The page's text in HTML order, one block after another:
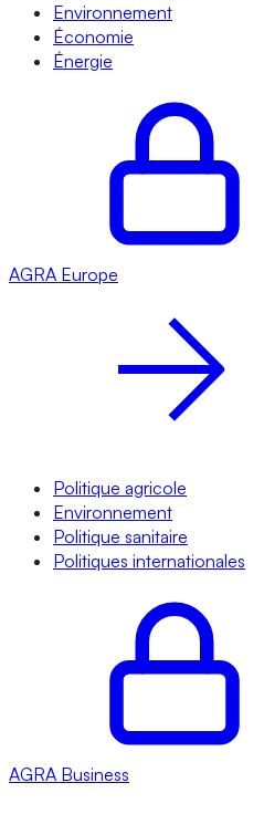
Environnement
Économie
Énergie
AGRA Europe
Politique agricole
Environnement
Politique sanitaire
Politiques internationales
AGRA Business